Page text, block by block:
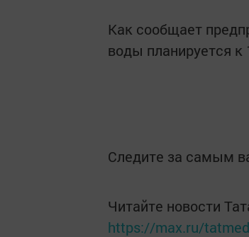
Как сообщает
воды планируется к
Следите за самым
Читайте новости
https://max.ru/